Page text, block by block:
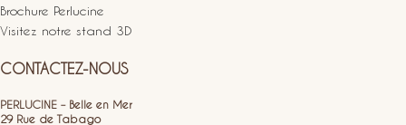
Brochure Perlucine
Visitez notre stand 3D
CONTACTEZ-NOUS
PERLUCINE – Belle en Mer
29 Rue de Tabago